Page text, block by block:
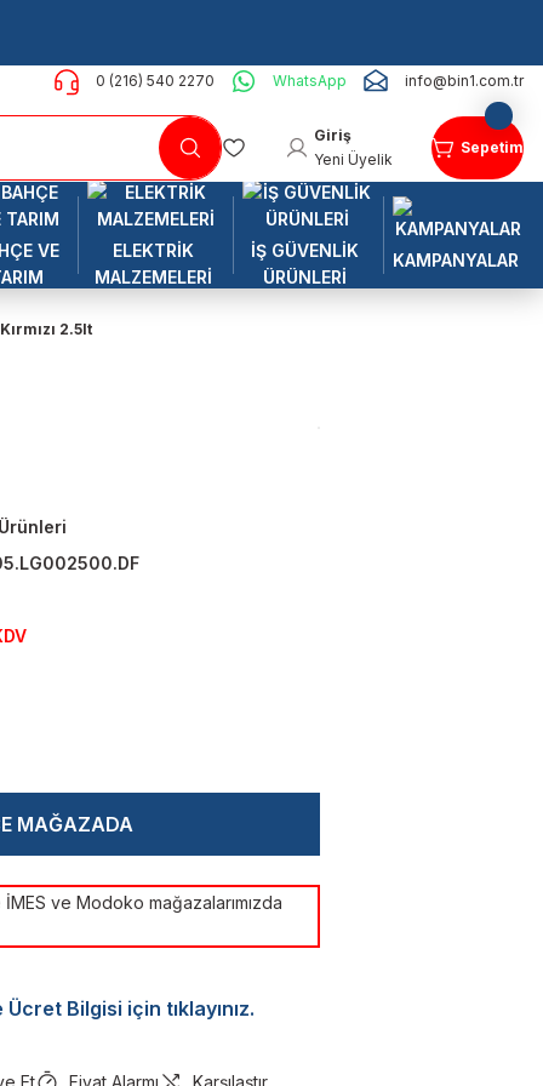
0 (216) 540 2270 WhatsApp info@bin1.com.tr
Giriş
Yeni Üyelik
Sepetim
VE
ELEKTRİK
MALZEMELERİ
İŞ GÜVENLİK
ÜRÜNLERİ
KAMPANYALAR
2.5lt
MAĞAZADA
ve Modoko mağazalarımızda
Bilgisi için tıklayınız.
Et Fiyat Alarmı Karşılaştır